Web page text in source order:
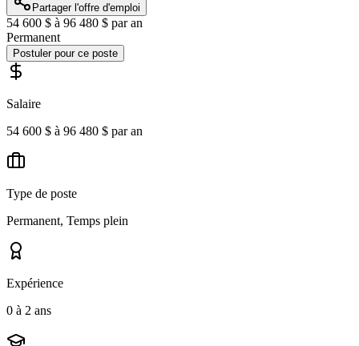
Partager l'offre d'emploi
54 600 $ à 96 480 $ par an
Permanent
Postuler pour ce poste
Salaire
54 600 $ à 96 480 $ par an
Type de poste
Permanent, Temps plein
Expérience
0 à 2 ans